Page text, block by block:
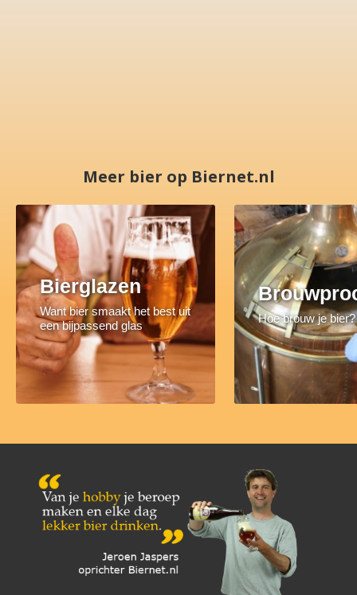
Meer bier op Biernet.nl
Bierglazen
Want bier smaakt het best uit
een bijpassend glas
Hoe brouw je bier?